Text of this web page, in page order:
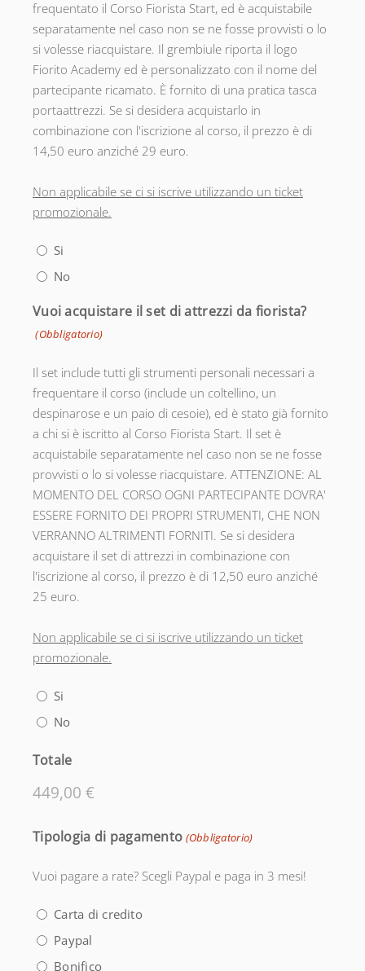
frequentato il Corso Fiorista Start, ed è acquistabile
separatamente nel caso non se ne fosse provvisti o lo
si volesse riacquistare. Il grembiule riporta il logo
Fiorito Academy ed è personalizzato con il nome del
partecipante ricamato. È fornito di una pratica tasca
portaattrezzi. Se si desidera acquistarlo in
combinazione con l'iscrizione al corso, il prezzo è di
14,50 euro anziché 29 euro.
Non applicabile se ci si iscrive utilizzando un ticket
promozionale.
Si
No
Vuoi acquistare il set di attrezzi da fiorista?
(Obbligatorio)
Il set include tutti gli strumenti personali necessari a
frequentare il corso (include un coltellino, un
despinarose e un paio di cesoie), ed è stato già fornito
a chi si è iscritto al Corso Fiorista Start. Il set è
acquistabile separatamente nel caso non se ne fosse
provvisti o lo si volesse riacquistare. ATTENZIONE: AL
MOMENTO DEL CORSO OGNI PARTECIPANTE DOVRA'
ESSERE FORNITO DEI PROPRI STRUMENTI, CHE NON
VERRANNO ALTRIMENTI FORNITI. Se si desidera
acquistare il set di attrezzi in combinazione con
l'iscrizione al corso, il prezzo è di 12,50 euro anziché
25 euro.
Non applicabile se ci si iscrive utilizzando un ticket
promozionale.
Si
No
Totale
Tipologia di pagamento (Obbligatorio)
Vuoi pagare a rate? Scegli Paypal e paga in 3 mesi!
Carta di credito
Paypal
Bonifico